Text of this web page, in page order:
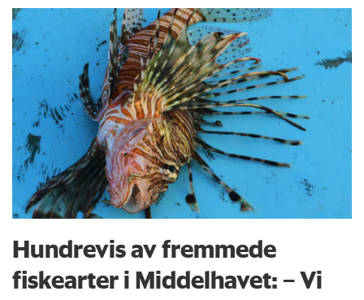
Hundrevis av fremmede
fiskearter i Middelhavet: – Vi